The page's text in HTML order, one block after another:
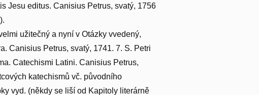
Jesu editus. Canisius Petrus, svatý, 1756
užitečný a nyní v Otázky vvedený,
Canisius Petrus, svatý, 1741. 7. S. Petri
Catechismi Latini. Canisius Petrus,
katechismů vč. původního
vyd. (někdy se liší od Kapitoly literárně